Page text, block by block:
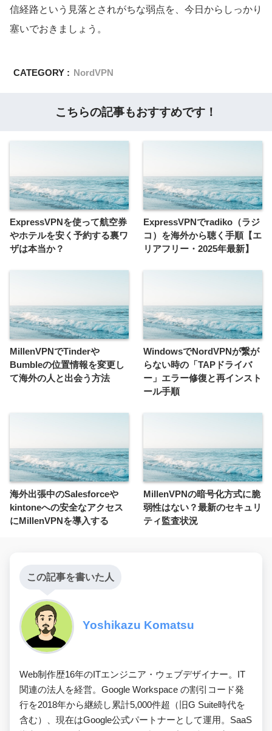
信経路という見落とされがちな弱点を、今日からしっかり
塞いでおきましょう。
CATEGORY : NordVPN
こちらの記事もおすすめです！
ExpressVPNを使って航空券
やホテルを安く予約する裏ワ
ザは本当か？
ExpressVPNでradiko（ラジ
コ）を海外から聴く手順【エ
リアフリー・2025年最新】
MillenVPNでTinderや
Bumbleの位置情報を変更し
て海外の人と出会う方法
WindowsでNordVPNが繋が
らない時の「TAPドライバ
ー」エラー修復と再インスト
ール手順
海外出張中のSalesforceや
kintoneへの安全なアクセス
にMillenVPNを導入する
MillenVPNの暗号化方式に脆
弱性はない？最新のセキュリ
ティ監査状況
この記事を書いた人
Yoshikazu Komatsu
Web制作歴16年のITエンジニア・ウェブデザイナー。IT
関連の法人を経営。Google Workspace の割引コード発
行を2018年から継続し累計5,000件超（旧G Suite時代を
含む）、現在はGoogle公式パートナーとして運用。SaaS